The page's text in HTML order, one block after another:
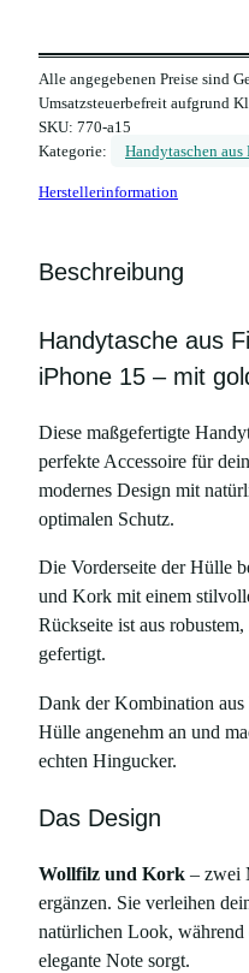
k
H
a
n
y
l
e
m
t
g
o
l
f
a
r
b
M
s
Alle angegebenen Preise sind
Umsatzsteuerbefreit aufgrund
SKU: 770-a15
Kategorie:
Handytaschen
Herstellerinformation
Beschreibung
Handytasche aus
iPhone 15 – mit
Diese maßgefertigte
perfekte Accessoire für
modernes Design mit
optimalen Schutz.
Die Vorderseite der Hülle
und Kork mit einem
Rückseite ist aus
gefertigt.
Dank der Kombination
Hülle angenehm an und
echten Hingucker.
Das Design
Wollfilz und Kork – zwei
ergänzen. Sie verleihen
natürlichen Look,
elegante Note sorgt.